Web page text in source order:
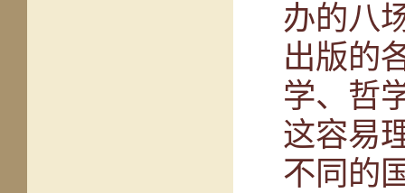
办的八
出版的
学、哲
这容易
不同的